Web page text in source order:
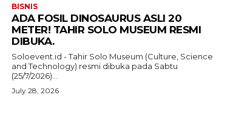
BISNIS
ADA FOSIL DINOSAURUS ASLI 20
METER! TAHIR SOLO MUSEUM RESMI
DIBUKA.
Soloevent.id - Tahir Solo Museum (Culture, Science
and Technology) resmi dibuka pada Sabtu
(25/7/2026)...
July 28, 2026